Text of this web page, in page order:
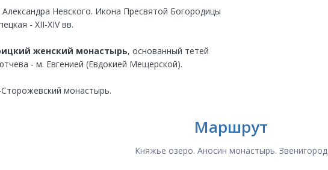
Александра Невского. Икона Пресвятой Богородицы
- XII-XIV вв.
женский монастырь, основанный тетей
- м. Евгенией (Евдокией Мещерской).
монастырь.
Маршрут
Княжье озеро. Аносин монастырь. Звенигород